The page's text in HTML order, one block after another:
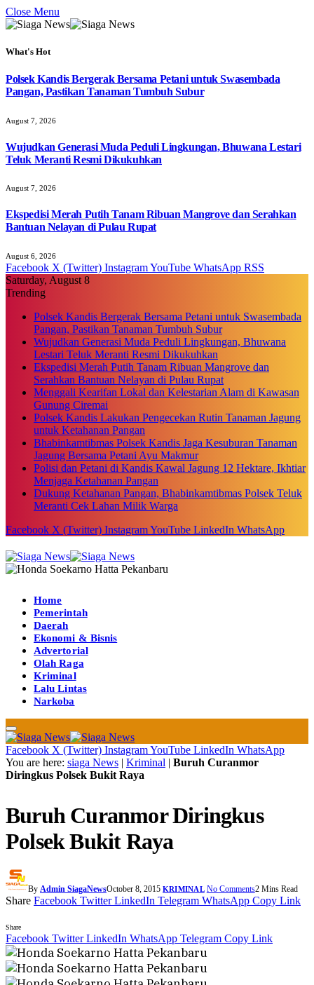
Close Menu
What's Hot
Polsek Kandis Bergerak Bersama Petani untuk Swasembada
Pangan, Pastikan Tanaman Tumbuh Subur
August 7, 2026
Wujudkan Generasi Muda Peduli Lingkungan, Bhuwana Lestari
Teluk Meranti Resmi Dikukuhkan
August 7, 2026
Ekspedisi Merah Putih Tanam Ribuan Mangrove dan Serahkan
Bantuan Nelayan di Pulau Rupat
August 6, 2026
Facebook X (Twitter) InstagramYouTube WhatsApp RSS
Saturday, August 8
Trending
Polsek Kandis Bergerak Bersama Petani untuk Swasembada
Pangan, Pastikan Tanaman Tumbuh Subur
Wujudkan Generasi Muda Peduli Lingkungan, Bhuwana
Lestari Teluk Meranti Resmi Dikukuhkan
Ekspedisi Merah Putih Tanam Ribuan Mangrove dan
Serahkan Bantuan Nelayan di Pulau Rupat
Menggali Kearifan Lokal dan Kelestarian Alam di Kawasan
Gunung Ciremai
Polsek Kandis Lakukan Pengecekan Rutin Tanaman Jagung
untuk Ketahanan Pangan
Bhabinkamtibmas Polsek Kandis Jaga Kesuburan Tanaman
Jagung Bersama Petani Ayu Makmur
Polisi dan Petani di Kandis Kawal Jagung 12 Hektare, Ikhtiar
Menjaga Ketahanan Pangan
Dukung Ketahanan Pangan, Bhabinkamtibmas Polsek Teluk
Meranti Cek Lahan Milik Warga
Facebook X (Twitter) InstagramYouTube LinkedIn WhatsApp
Home
Pemerintah
Daerah
Ekonomi & Bisnis
Advertorial
Olah Raga
Kriminal
Lalu Lintas
Narkoba
Facebook X (Twitter) InstagramYouTube LinkedIn WhatsApp
You are here: siaga News | Kriminal | Buruh Curanmor
Diringkus Polsek Bukit Raya
Buruh Curanmor Diringkus
Polsek Bukit Raya
By Admin SiagaNewsOctober 8, 2015 KRIMINAL No Comments2 Mins Read
Share Facebook Twitter LinkedIn Telegram WhatsApp Copy Link
Share
Facebook Twitter LinkedIn WhatsApp Telegram Copy Link